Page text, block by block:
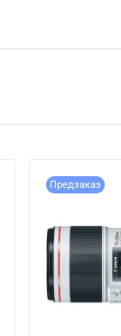
Предзаказ